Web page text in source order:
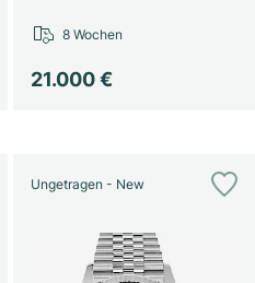
21.000 €
8 Wochen
Ungetragen - New